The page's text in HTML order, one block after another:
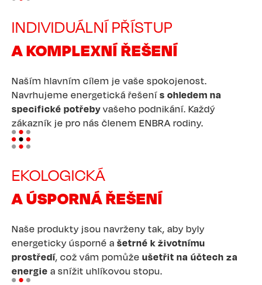
INDIVIDUÁLNÍ PŘÍSTUP
A KOMPLEXNÍ ŘEŠENÍ
Naším hlavním cílem je vaše spokojenost.
Navrhujeme energetická řešení s ohledem na
specifické potřeby vašeho podnikání. Každý
zákazník je pro nás členem ENBRA rodiny.
Image
EKOLOGICKÁ
A ÚSPORNÁ ŘEŠENÍ
Naše produkty jsou navrženy tak, aby byly
energeticky úsporné a šetrné k životnímu
prostředí, což vám pomůže ušetřit na účtech za
energie a snížit uhlíkovou stopu.
Image